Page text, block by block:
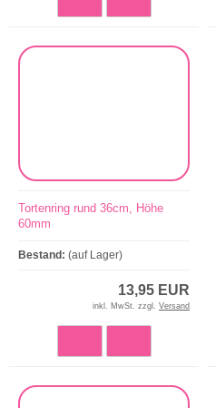
Tortenring rund 36cm, Höhe
60mm
Bestand: (auf Lager)
13,95 EUR
inkl. MwSt. zzgl. Versand